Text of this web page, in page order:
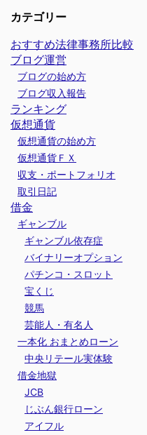
カテゴリー
おすすめ法律事務所比較
ブログ運営
ブログの始め方
ブログ収入報告
ランキング
仮想通貨
仮想通貨の始め方
仮想通貨ＦＸ
収支・ポートフォリオ
取引日記
借金
ギャンブル
ギャンブル依存症
バイナリーオプション
パチンコ・スロット
宝くじ
競馬
芸能人・有名人
一本化 おまとめローン
中央リテール実体験
借金地獄
JCB
じぶん銀行ローン
アイフル